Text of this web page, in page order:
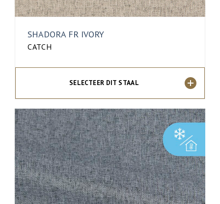
SHADORA FR IVORY
CATCH
SELECTEER DIT STAAL